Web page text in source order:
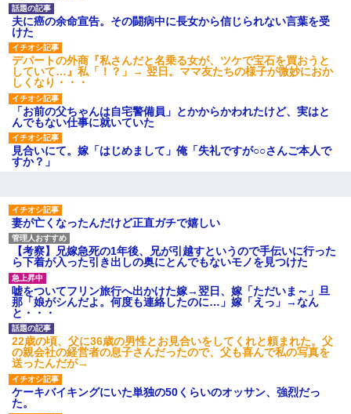
【ネット騒然】惨殺されたタ
ワマン頂き女子のこの動画、す
げえええええｗｗｗｗｗｗｗｗ
ｗｗｗ
【愕然】白のクラウン俺氏、
高速道路左車線を制限速度で走
った結果wwwwwwwwwwww
百年の恋12-899 食べた量を
張り合ってくる
【悲報】佐藤輝明・・・２軍
でも盛大にやらかす←あまり悲
しませないでくれ
夫に癌の余命宣告。その闘病中に長女から信じられない言葉を受
けた
デパートの外商『私さんだと名乗る女が、ツケで宝石を買おうと
していて…』私「！？」→ 翌日。ママ友たちの様子が微妙におか
しくなり・・・
「お前の父ちゃんは自宅警備員」とかからかわれたけど、実はと
んでもない仕事に就いていた
見合いにて。嫁「はじめまして」俺「失礼ですが○○さんご本人で
すか？」
妻が亡くなったんだけど正直ガチで嬉しい
【考察】兄嫁急死の1年後、兄が引越すというので手伝いに行った
ら下着が入った引き出しの奥にとんでもないモノを見つけた
嘘をついてフリン旅行へ出かけた嫁→翌日、嫁「ただいま～」旦
那「娘がシんだよ。何度も連絡したのに…」嫁「えっ」→なん
と・・・
22歳の頃、父に36歳の男性とお見合いをしてくれと頼まれた。父
の親会社の経営者の息子さんだったので、父も喜んで私の写真を
送ったんだが→
ケーキバイキングにいた単独の50くらいのオッサン、強烈だっ
た。